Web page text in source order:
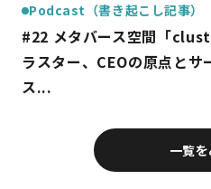
Podcast（書き起こし記事）
#22 メタバース空間「
ラスター、CEOの原点とサ
ス...
一覧